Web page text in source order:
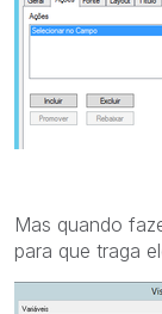
Mas quando
para que traga